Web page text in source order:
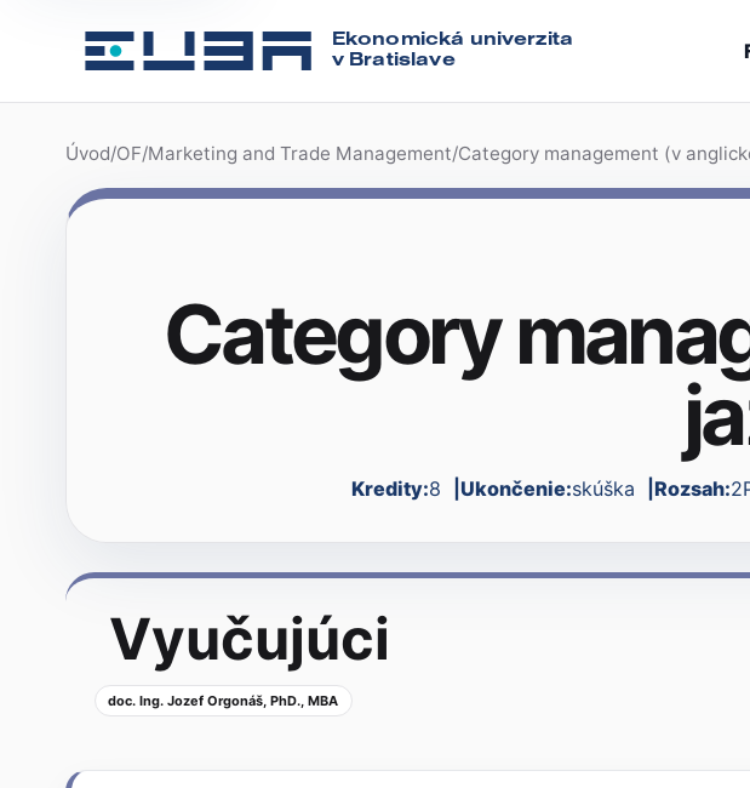
Ekonomická univerzita
v Bratislave
Úvod/OF/Marketing and Trade Management/Category management (v
Category
Kredity:8 Ukončenie:skúška Rozsah:
Vyučujúci
doc. Ing. Jozef Orgonáš, PhD., MBA